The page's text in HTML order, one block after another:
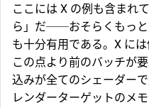
ここには X の例も含まれ
ら」だ──おそらくもっと
も十分有用である。X に
この点より前のバッチが
込みが全てのシェーダー
レンダーターゲットのメ